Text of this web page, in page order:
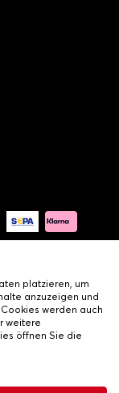
platzieren, um
anzuzeigen und
werden auch
weitere
öffnen Sie die